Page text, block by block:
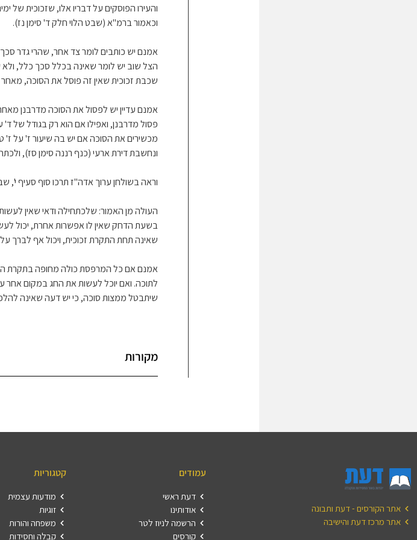
והעירו הפוסקים על דבריו אלו, שזכוכית של
וכאמור ברמ"א (שבט הלוי חלק ד' סימן נז).
אמנם יש כותבים לומר צד אחר, שהרי גדר
הצל שוב יש לומר שאינה בכלל סכך כלל,
שכבת זכוכית שאין זה פוסל את הסוכה, מאחר
אמנם עדיין יש לפסול את הסוכה מדרבנן
פסול מדרבנן, ואפילו אם הוא רק בגודל של
מכשירים את הסוכה אם יש בה שיעור ז' על
ונחשבת דירת ארעי (כנף רננה סימן סז),
וראה בשולחן ערוך אדה"ז תרכו סוף סעיף
העולה מן האמור: שלכתחילה ודאי שאין
שאינה תחת התקרת זכוכית, ויכול אף לברך
אמנם אם כל המרפסת כולה מחופה בתקרת
לתוכה. ואם יוכל לעשות את החג במקום אחר
שיתבטל ממצות סוכה, כי יש דעה שאינה
מקורות
אתר הקורסים - דעת ותבונה
אתר מרכז דעת והישיבה
עמודים
דעת ראשי
אודותינו
הרשמה לניוז לטר
קורסים
קטגוריות
מודעות עצמית
זוגיות
משפחה והורות
קבלה וחסידות